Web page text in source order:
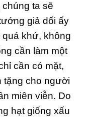
ta sẽ
giả dối ấy
khứ, không
cần làm một
cần có mặt,
tặng cho người
miên viễn. Do
hạt giống xấu